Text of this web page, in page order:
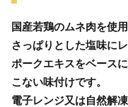
国産若鶏のムネ肉を使用
さっぱりとした塩味に
ポークエキスをベース
こない味付けです。
電子レンジ又は自然解